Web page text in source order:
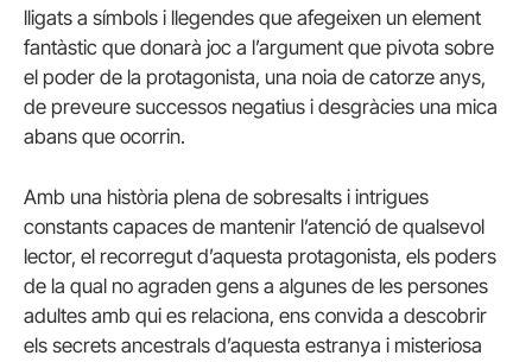
lligats a símbols i llegendes que afegeixen un element
fantàstic que donarà joc a l’argument que pivota sobre
el poder de la protagonista, una noia de catorze anys,
de preveure successos negatius i desgràcies una mica
abans que ocorrin.
Amb una història plena de sobresalts i intrigues
constants capaces de mantenir l’atenció de qualsevol
lector, el recorregut d’aquesta protagonista, els poders
de la qual no agraden gens a algunes de les persones
adultes amb qui es relaciona, ens convida a descobrir
els secrets ancestrals d’aquesta estranya i misteriosa